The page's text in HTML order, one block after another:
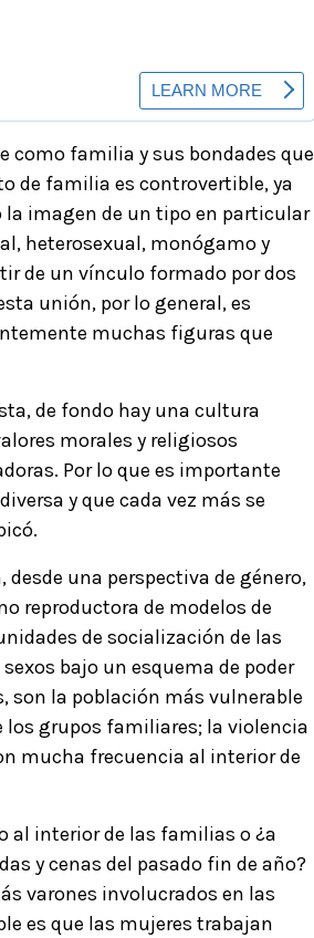
como familia y sus bondades que
de familia es controvertible, ya
imagen de un tipo en particular
heterosexual, monógamo y
de un vínculo formado por dos
unión, por lo general, es
muchas figuras que
de fondo hay una cultura
morales y religiosos
Por lo que es importante
y que cada vez más se
una perspectiva de género,
reproductora de modelos de
de socialización de las
bajo un esquema de poder
son la población más vulnerable
grupos familiares; la violencia
mucha frecuencia al interior de
al interior de las familias o ¿a
y cenas del pasado fin de año?
varones involucrados en las
es que las mujeres trabajan